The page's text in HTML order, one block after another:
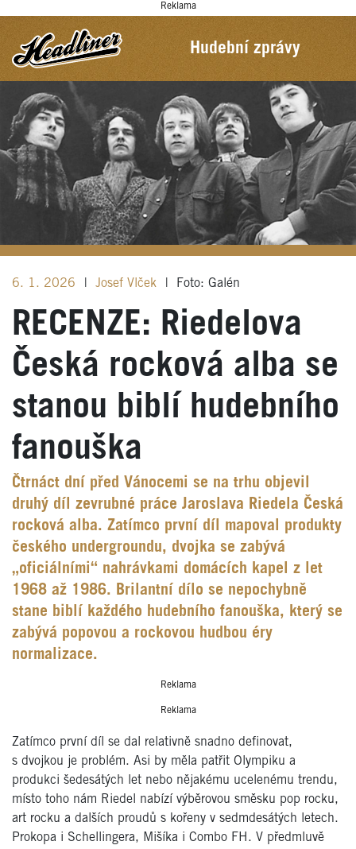
Reklama
Hudební zprávy
6. 1. 2026 Josef Vlček Foto: Galén
RECENZE: Riedelova
Česká rocková alba se
stanou biblí hudebního
fanouška
Čtrnáct dní před Vánocemi se na trhu objevil
druhý díl zevrubné práce Jaroslava Riedela Česká
rocková alba. Zatímco první díl mapoval produkty
českého undergroundu, dvojka se zabývá
„oficiálními“ nahrávkami domácích kapel z let
1968 až 1986. Brilantní dílo se nepochybně
stane biblí každého hudebního fanouška, který se
zabývá popovou a rockovou hudbou éry
normalizace.
Reklama
Reklama
Zatímco první díl se dal relativně snadno definovat,
s dvojkou je problém. Asi by měla patřit Olympiku a
produkci šedesátých let nebo nějakému ucelenému trendu,
místo toho nám Riedel nabízí výběrovou směsku pop rocku,
art rocku a dalších proudů s kořeny v sedmdesátých letech.
Prokopa i Schellingera, Mišíka i Combo FH. V předmluvě